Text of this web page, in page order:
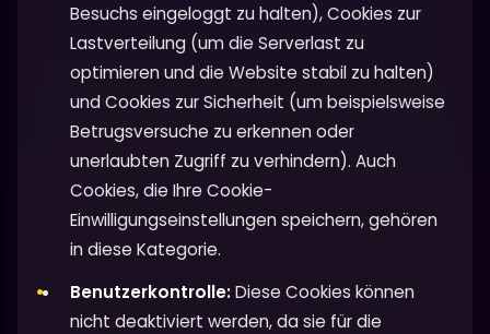
Besuchs eingeloggt zu halten), Cookies zur
Lastverteilung (um die Serverlast zu
optimieren und die Website stabil zu halten)
und Cookies zur Sicherheit (um beispielsweise
Betrugsversuche zu erkennen oder
unerlaubten Zugriff zu verhindern). Auch
Cookies, die Ihre Cookie-
Einwilligungseinstellungen speichern, gehören
in diese Kategorie.
Benutzerkontrolle:Diese Cookies können
nicht deaktiviert werden, da sie für die